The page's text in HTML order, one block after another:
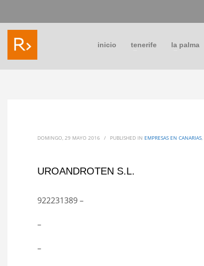
inicio tenerife la palma
DOMINGO, 29 MAYO 2016 / PUBLISHED IN EMPRESAS EN CANARIAS,
UROANDROTEN S.L.
922231389 –
–
–